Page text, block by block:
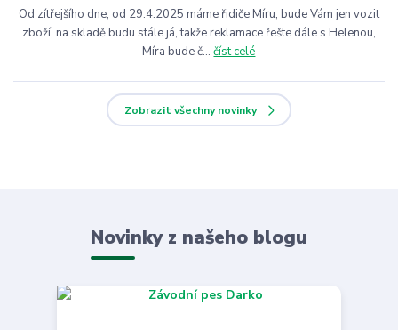
Od zítřejšího dne, od 29.4.2025 máme řidiče Míru, bude Vám jen vozit
zboží, na skladě budu stále já, takže reklamace řešte dále s Helenou,
Míra bude č...číst celé
Zobrazit všechny novinky
Novinky z našeho blogu